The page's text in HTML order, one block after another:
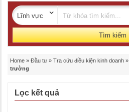
Tìm kiếm
Home » Đầu tư » Tra cứu điều kiện kinh doanh »
trường
Lọc kết quả